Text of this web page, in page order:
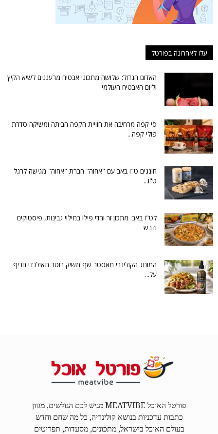
עלו לאחרונה בפורטל
האדום הגדול: שלושה מתכוני אבטיח מרעננים לשיא הקיץ
וליום האבטיח העולמי
סי קפה מרחיבה את חוויית הקפה הביתה ומשיקה סדרת
פולי קפה...
חוגגים ט"ו באב עם "אחוה" חברת "אחוה" מגישה לרגל
ט"ו...
לט"ו באב: מתכון זר ורדי פילו במילוי גבינות, פיסטוקים
ודבש
המותג הקולינרי מאסטר שף משיק רוטב תאילנדי חריף
על...
פורטל האוכל MEATVIBE מגיש לכם הגולשים, מגוון
כתבות עדכניות בנושא קולינריה, כל מה שחם וחדש
בעולם האוכל בישראל, מתכונים, מסעדות, תפריטים